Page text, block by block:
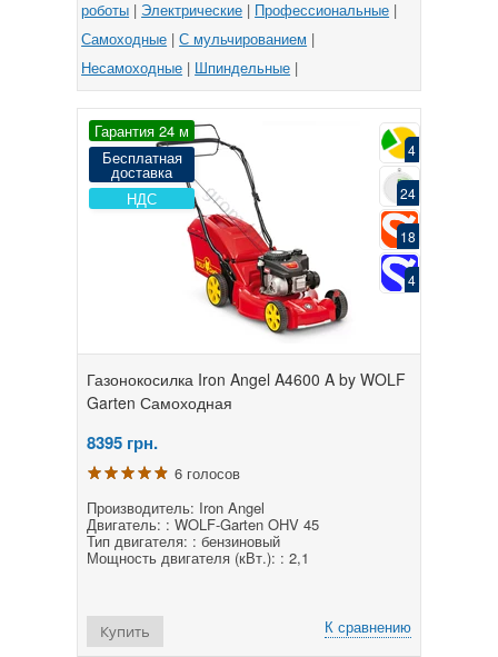
роботы | Электрические | Профессиональные |
Самоходные |С мульчированием |
Несамоходные | Шпиндельные |
Гарантия 24 м
Бесплатная
доставка
НДС
4
24
18
4
Газонокосилка Iron Angel A4600 A by WOLF
Garten Самоходная
8395 грн.
6 голосов
Производитель: Iron Angel
Двигатель: : WOLF-Garten OHV 45
Тип двигателя: : бензиновый
Мощность двигателя (кВт.): : 2,1
К сравнению
Купить